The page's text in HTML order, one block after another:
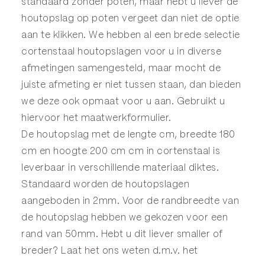
standaard zonder poten, maar hebt u liever de
houtopslag op poten vergeet dan niet de optie
aan te klikken. We hebben al een brede selectie
cortenstaal houtopslagen voor u in diverse
afmetingen samengesteld, maar mocht de
juiste afmeting er niet tussen staan, dan bieden
we deze ook opmaat voor u aan. Gebruikt u
hiervoor het maatwerkformulier.
De houtopslag met de lengte cm, breedte 180
cm en hoogte 200 cm cm in cortenstaal is
leverbaar in verschillende materiaal diktes.
Standaard worden de houtopslagen
aangeboden in 2mm. Voor de randbreedte van
de houtopslag hebben we gekozen voor een
rand van 50mm. Hebt u dit liever smaller of
breder? Laat het ons weten d.m.v. het